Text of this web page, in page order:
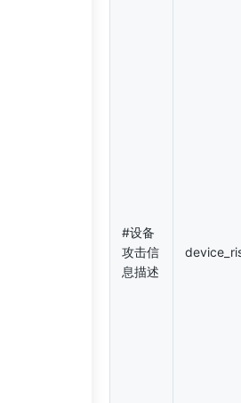
#设备
攻击信
息描述